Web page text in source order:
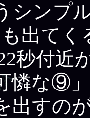
シンプ
出てく
秒付近
憐な⑨
出すの